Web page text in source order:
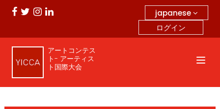
japanese
ログイン
アートコンテス
ト- アーティス
ト国際大会